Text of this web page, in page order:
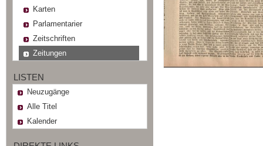
Karten
Parlamentarier
Zeitschriften
Zeitungen
LISTEN
Neuzugänge
Alle Titel
Kalender